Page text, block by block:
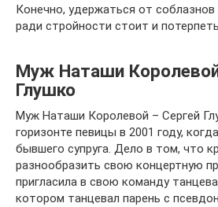
Конечно, удержаться от
ради стройности стоит и
Муж Наташи
Глушко
Муж Наташи Королевой – Сергей
горизонте певицы в 2001 году,
бывшего супруга. Дело в том, что
разнообразить свою концертную
пригласила в свою команду
котором танцевал парень с